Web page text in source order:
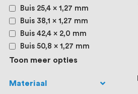
Buis 25,4 x 1,27 mm
Buis 38,1 x 1,27 mm
Buis 42,4 x 2,0 mm
Buis 50,8 x 1,27 mm
Toon meer opties
Materiaal